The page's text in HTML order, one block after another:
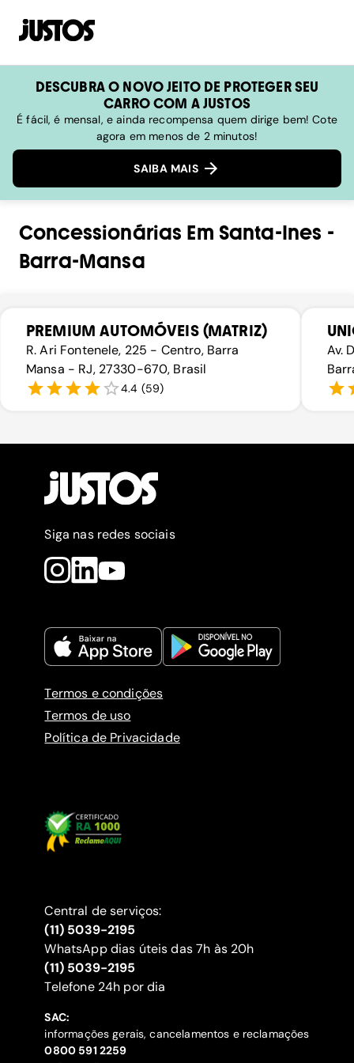
DESCUBRA O NOVO JEITO DE PROTEGER SEU
CARRO COM A JUSTOS
É fácil, é mensal, e ainda recompensa quem dirige bem! Cote
agora em menos de 2 minutos!
SAIBA MAIS
Concessionárias Em Santa-Ines -
Barra-Mansa
PREMIUM AUTOMÓVEIS (MATRIZ)
R. Ari Fontenele, 225 - Centro, Barra
Mansa - RJ, 27330-670, Brasil
4.4 (59)
Av.
Siga nas redes sociais
Termos e condições
Termos de uso
Política de Privacidade
Central de serviços:
(11) 5039-2195
WhatsApp dias úteis das 7h às 20h
(11) 5039-2195
‍Telefone 24h por dia
SAC:
informações gerais, cancelamentos e reclamações
‍0800 591 2259